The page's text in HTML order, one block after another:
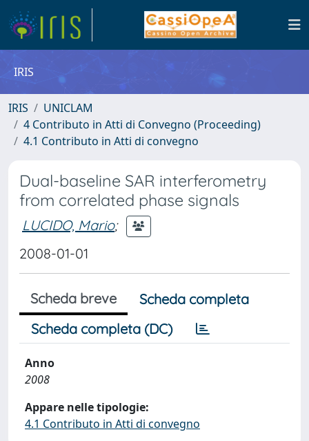
IRIS
IRIS
UNICLAM
4 Contributo in Atti di Convegno (Proceeding)
4.1 Contributo in Atti di convegno
Dual-baseline SAR interferometry
from correlated phase signals
LUCIDO, Mario;
2008-01-01
Scheda breve
Scheda completa
Scheda completa (DC)
Anno
2008
Appare nelle tipologie:
4.1 Contributo in Atti di convegno